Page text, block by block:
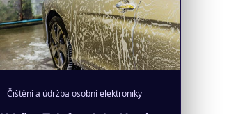
Čištění a údržba osobní elektroniky